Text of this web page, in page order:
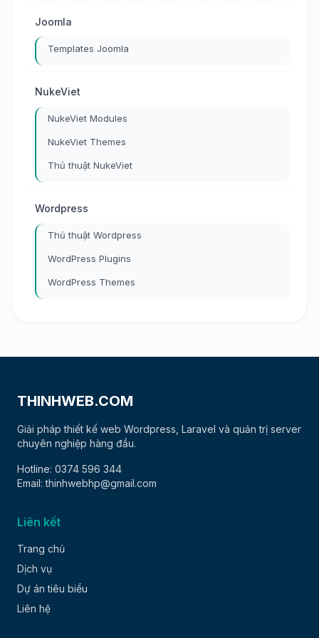
Joomla
Templates Joomla
NukeViet
NukeViet Modules
NukeViet Themes
Thủ thuật NukeViet
Wordpress
Thủ thuật Wordpress
WordPress Plugins
WordPress Themes
THINHWEB.COM
Giải pháp thiết kế web Wordpress, Laravel và quản trị server
chuyên nghiệp hàng đầu.
Hotline: 0374 596 344
Email: thinhwebhp@gmail.com
Liên kết
Trang chủ
Dịch vụ
Dự án tiêu biểu
Liên hệ